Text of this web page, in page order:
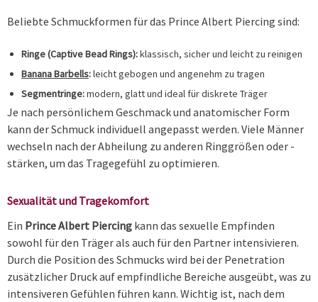
Beliebte Schmuckformen für das Prince Albert Piercing sind:
Ringe (Captive Bead Rings):klassisch, sicher und leicht zu reinigen
Banana Barbells:leicht gebogen und angenehm zu tragen
Segmentringe:modern, glatt und ideal für diskrete Träger
Je nach persönlichem Geschmack und anatomischer Form
kann der Schmuck individuell angepasst werden. Viele Männer
wechseln nach der Abheilung zu anderen Ringgrößen oder -
stärken, um das Tragegefühl zu optimieren.
Sexualität und Tragekomfort
Ein Prince Albert Piercing kann das sexuelle Empfinden
sowohl für den Träger als auch für den Partner intensivieren.
Durch die Position des Schmucks wird bei der Penetration
zusätzlicher Druck auf empfindliche Bereiche ausgeübt, was zu
intensiveren Gefühlen führen kann. Wichtig ist, nach dem